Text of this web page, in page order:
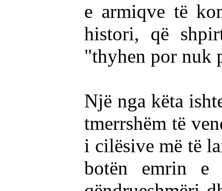
e armiqve të
histori, që
"thyhen por nuk
Një nga këta
tmerrshëm të
i cilësive më të
botën emrin e